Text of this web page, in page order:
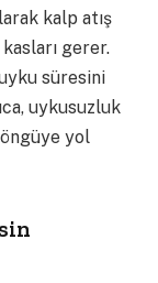
kalp atış
kasları gerer.
süresini
uykusuzluk
yol